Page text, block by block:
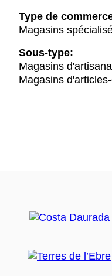
Type de
Magasins
Sous-type:
Magasins
Magasins